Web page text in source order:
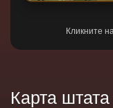
Кликните
Карта